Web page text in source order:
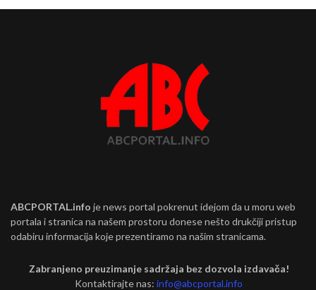
ABCPORTAL.info je news portal pokrenut idejom da u moru web
portala i stranica na našem prostoru donese nešto drukčiji pristup
odabiru informacija koje prezentiramo na našim stranicama.
Zabranjeno preuzimanje sadržaja bez dozvola izdavača!
Kontaktirajte nas:info@abcportal.info